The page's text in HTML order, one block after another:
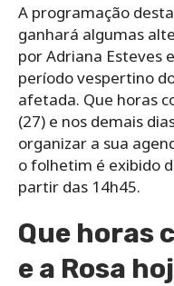
A programação
ganhará algumas
por Adriana Esteves
período vespertino
afetada. Que horas
(27) e nos demais
organizar a sua
o folhetim é exibido
partir das 14h45.
Que horas
e a Rosa